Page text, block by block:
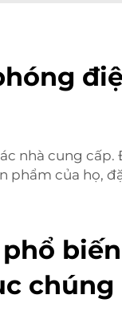
nhà cung
của họ,
chúng